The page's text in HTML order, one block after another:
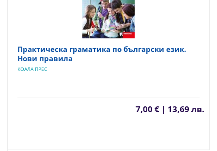
Практическа граматика по български език.
Нови правила
КОАЛА ПРЕС
7,00 € | 13,69 лв.